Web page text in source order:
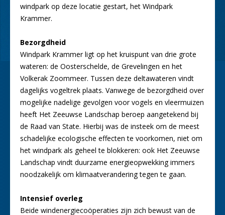
windpark op deze locatie gestart, het Windpark
Krammer.
Bezorgdheid
Windpark Krammer ligt op het kruispunt van drie grote
wateren: de Oosterschelde, de Grevelingen en het
Volkerak Zoommeer. Tussen deze deltawateren vindt
dagelijks vogeltrek plaats. Vanwege de bezorgdheid over
mogelijke nadelige gevolgen voor vogels en vleermuizen
heeft Het Zeeuwse Landschap beroep aangetekend bij
de Raad van State. Hierbij was de insteek om de meest
schadelijke ecologische effecten te voorkomen, niet om
het windpark als geheel te blokkeren: ook Het Zeeuwse
Landschap vindt duurzame energieopwekking immers
noodzakelijk om klimaatverandering tegen te gaan.
Intensief overleg
Beide windenergiecoöperaties zijn zich bewust van de